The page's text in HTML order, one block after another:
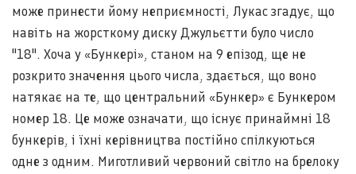
може принести йому неприємності, Лукас згадує, що
навіть на жорсткому диску Джульєтти було число
"18". Хоча у «Бункері», станом на 9 епізод, ще не
розкрито значення цього числа, здається, що воно
натякає на те, що центральний «Бункер» є Бункером
номер 18. Це може означати, що існує принаймні 18
бункерів, і їхні керівництва постійно спілкуються
одне з одним. Миготливий червоний світло на брелоку